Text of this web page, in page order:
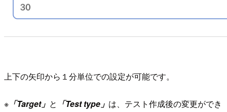
上下の矢印から１分単位での設定が可能です。
※ 「Target」 と 「Test type」 は、テスト作成後の変更ができ